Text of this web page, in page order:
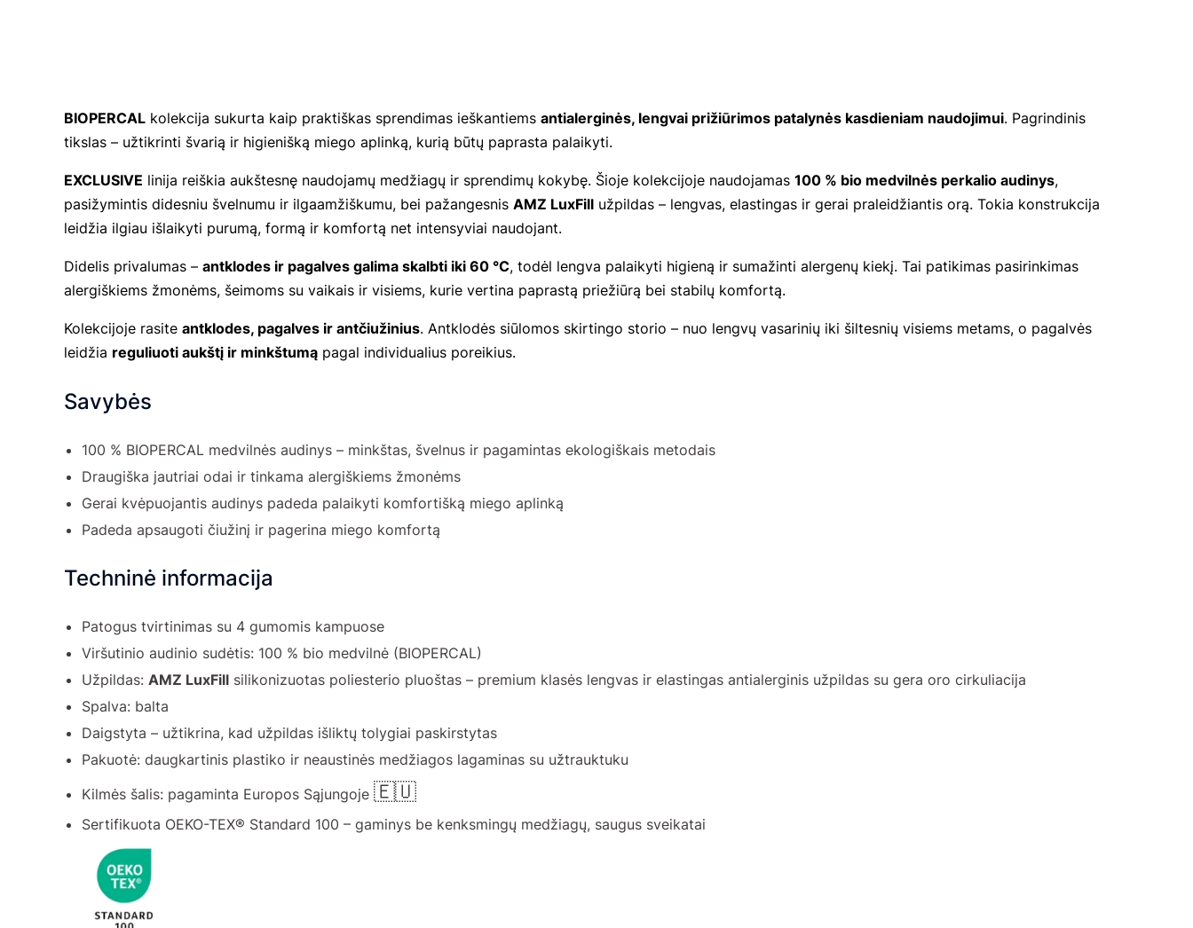
BIOPERCAL kolekcija sukurta kaip praktiškas sprendimas ieškantiems antialerginės, lengvai prižiūrimos patalynės kasdieniam naudojimui. Pagrindinis
tikslas – užtikrinti švarią ir higienišką miego aplinką, kurią būtų paprasta palaikyti.
EXCLUSIVE linija reiškia aukštesnę naudojamų medžiagų ir sprendimų kokybę. Šioje kolekcijoje naudojamas 100 % bio medvilnės perkalio audinys,
pasižymintis didesniu švelnumu ir ilgaamžiškumu, bei pažangesnis AMZ LuxFill užpildas – lengvas, elastingas ir gerai praleidžiantis orą. Tokia konstrukcija
leidžia ilgiau išlaikyti purumą, formą ir komfortą net intensyviai naudojant.
Didelis privalumas – antklodes ir pagalves galima skalbti iki 60 °C, todėl lengva palaikyti higieną ir sumažinti alergenų kiekį. Tai patikimas pasirinkimas
alergiškiems žmonėms, šeimoms su vaikais ir visiems, kurie vertina paprastą priežiūrą bei stabilų komfortą.
Kolekcijoje rasite antklodes, pagalves ir antčiužinius. Antklodės siūlomos skirtingo storio – nuo lengvų vasarinių iki šiltesnių visiems metams, o pagalvės
leidžia reguliuoti aukštį ir minkštumą pagal individualius poreikius.
Savybės
100 % BIOPERCAL medvilnės audinys – minkštas, švelnus ir pagamintas ekologiškais metodais
Draugiška jautriai odai ir tinkama alergiškiems žmonėms
Gerai kvėpuojantis audinys padeda palaikyti komfortišką miego aplinką
Padeda apsaugoti čiužinį ir pagerina miego komfortą
Techninė informacija
Patogus tvirtinimas su 4 gumomis kampuose
Viršutinio audinio sudėtis: 100 % bio medvilnė (BIOPERCAL)
Užpildas: AMZ LuxFill silikonizuotas poliesterio pluoštas – premium klasės lengvas ir elastingas antialerginis užpildas su gera oro cirkuliacija
Spalva: balta
Daigstyta – užtikrina, kad užpildas išliktų tolygiai paskirstytas
Pakuotė: daugkartinis plastiko ir neaustinės medžiagos lagaminas su užtrauktuku
Kilmės šalis: pagaminta Europos Sąjungoje 🇪🇺
Sertifikuota OEKO-TEX® Standard 100 – gaminys be kenksmingų medžiagų, saugus sveikatai